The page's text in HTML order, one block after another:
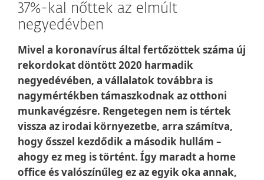
37%-kal nőttek az elmúlt
negyedévben
Mivel a koronavírus által fertőzöttek száma új
rekordokat döntött 2020 harmadik
negyedévében, a vállalatok továbbra is
nagymértékben támaszkodnak az otthoni
munkavégzésre. Rengetegen nem is tértek
vissza az irodai környezetbe, arra számítva,
hogy ősszel kezdődik a második hullám –
ahogy ez meg is történt. Így maradt a home
office és valószínűleg ez az egyik oka annak,